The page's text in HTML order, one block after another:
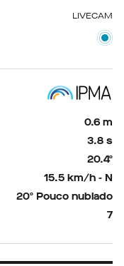
LIVECAM
0.6 m
3.8 s
20.4º
15.5 km/h - N
20º Pouco nublado
7